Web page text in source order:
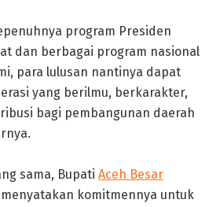
program Presiden
dan berbagai program nasional
para lulusan nantinya dapat
yang berilmu, berkarakter,
bagi pembangunan daerah
sama, Bupati Aceh Besar
komitmennya untuk